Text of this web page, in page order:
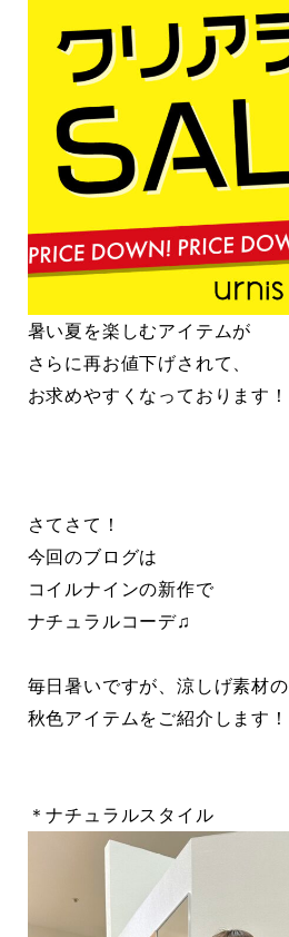
暑い夏を楽しむアイテムが
さらに再お値下げされて、
お求めやすくなっております！
さてさて！
今回のブログは
コイルナインの新作で
ナチュラルコーデ♫
毎日暑いですが、涼しげ素材の
秋色アイテムをご紹介します！
＊ナチュラルスタイル